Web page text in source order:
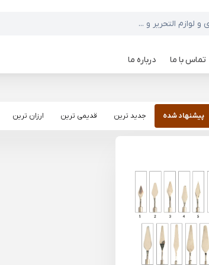
تماس با ما درباره ما
پیشنهاد شده جدید ترین قدیمی ترین ارزان ترین